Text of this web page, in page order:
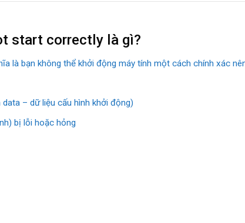
start correctly là gì?
là bạn không thể khởi động máy tính một cách chính xác
– dữ liệu cấu hình khởi động)
bị lỗi hoặc hỏng